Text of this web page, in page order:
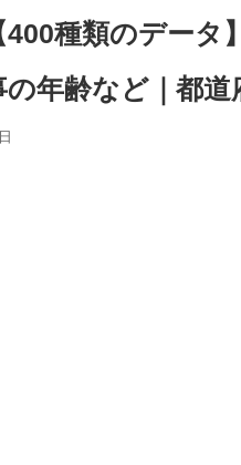
400種類のデータ
の年齢など｜都道